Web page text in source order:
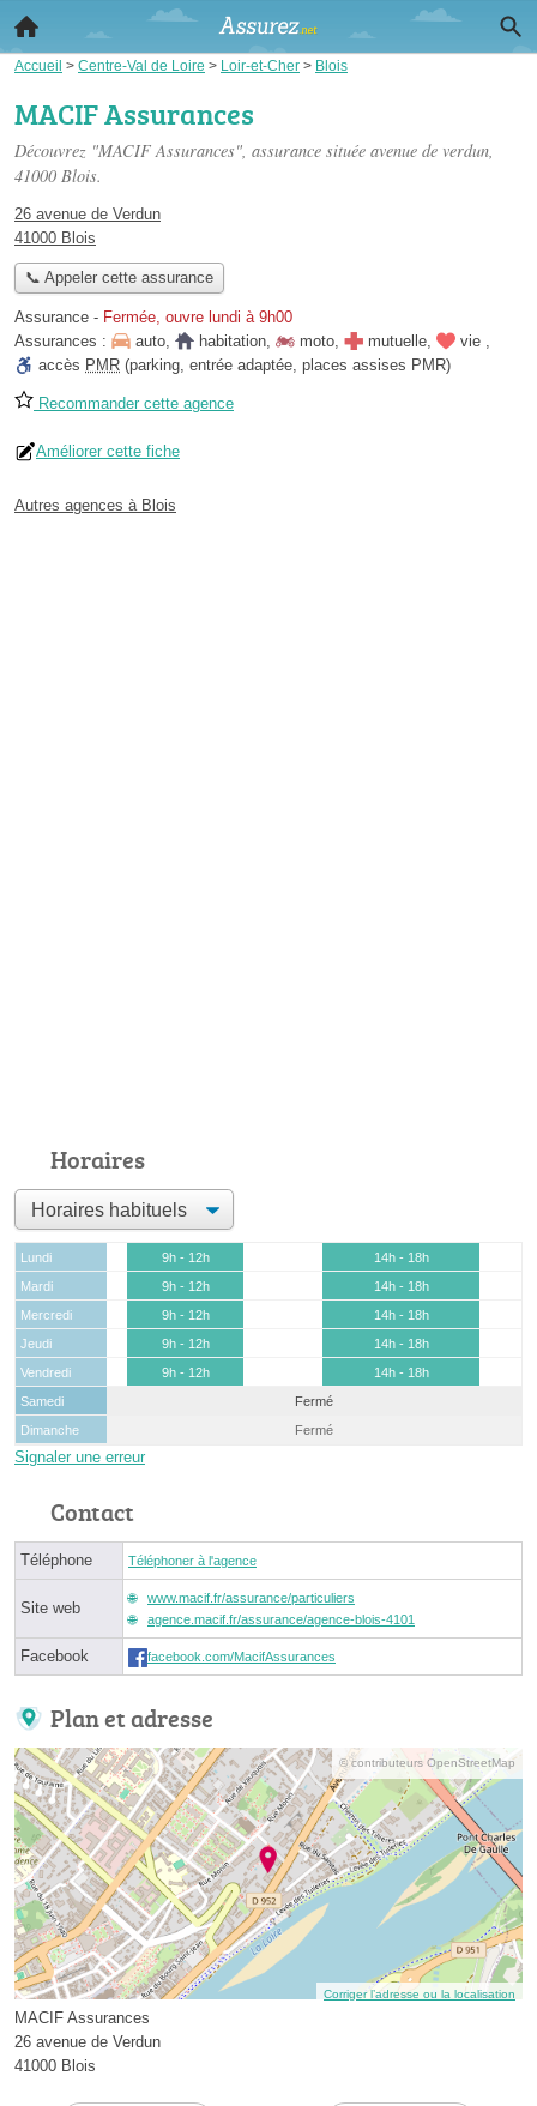
Accueil > Centre-Val de Loire > Loir-et-Cher > Blois
MACIF Assurances
Découvrez "MACIF Assurances", assurance située avenue de verdun,
41000 Blois.
26 avenue de Verdun
41000 Blois
📞 Appeler cette assurance
Assurance - Fermée, ouvre lundi à 9h00
Assurances :
auto, habitation, moto, mutuelle, vie ,
accès PMR (parking, entrée adaptée, places assises PMR)
Recommander cette agence
Améliorer cette fiche
Autres agences à Blois
Horaires
Lundi 9h - 12h
14h - 18h
Mardi
9h - 12h
14h - 18h
Mercredi
9h - 12h
14h - 18h
Jeudi
9h - 12h
14h - 18h
Vendredi
9h - 12h
14h - 18h
Samedi
Fermé
Dimanche
Fermé
Signaler une erreur
Contact
Téléphone Téléphoner à l'agence
Site web
www.macif.fr/assurance/particuliers
agence.macif.fr/assurance/agence-blois-4101
Facebook facebook.com/MacifAssurances
Plan et adresse
© contributeurs OpenStreetMap
Corriger l’adresse ou la localisation
MACIF Assurances
26 avenue de Verdun
41000 Blois